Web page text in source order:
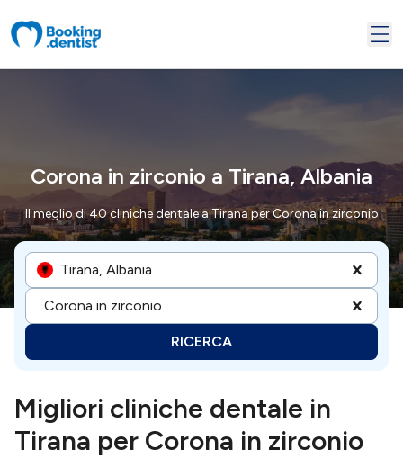
Corona in zirconio a Tirana, Albania
Il meglio di 40 cliniche dentale a Tirana per Corona in zirconio
Tirana, Albania
Corona in zirconio
RICERCA
Migliori cliniche dentale in
Tirana per Corona in zirconio